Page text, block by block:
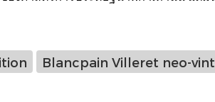
Blancpain Villeret neo-